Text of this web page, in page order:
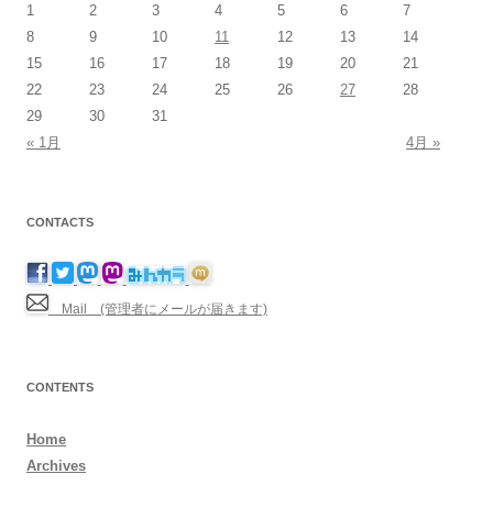
1
2 3 4 5 6
7
8
9 10 11 12 13
14
15
16 17 18 19 20
21
22
23 24 25 26 27
28
29
30
31
« 1月
4月 »
CONTACTS
Mail (管理者にメールが届きます)
CONTENTS
Home
Archives